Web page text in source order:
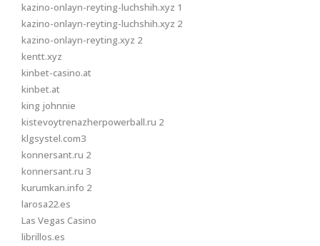
kazino-onlayn-reyting-luchshih.xyz 1
kazino-onlayn-reyting-luchshih.xyz 2
kazino-onlayn-reyting.xyz 2
kentt.xyz
kinbet-casino.at
kinbet.at
king johnnie
kistevoytrenazherpowerball.ru 2
klgsystel.com3
konnersant.ru 2
konnersant.ru 3
kurumkan.info 2
larosa22.es
Las Vegas Casino
librillos.es